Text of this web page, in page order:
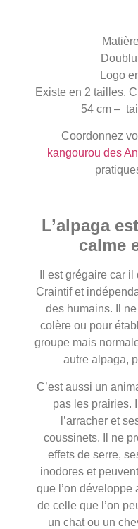
Logo
Existe en 2 tailles.
54 cm –
Coordonnez
kangourou des
L’alpaga
calme
Il est grégaire car
Craintif et
des humains. Il
colère ou pour
groupe mais
autre alpaga,
C’est aussi un
pas les prairies.
l’arracher et
coussinets. Il ne
effets de serre,
inodores et
que l’on développe
de celle que l’on
un chat ou un